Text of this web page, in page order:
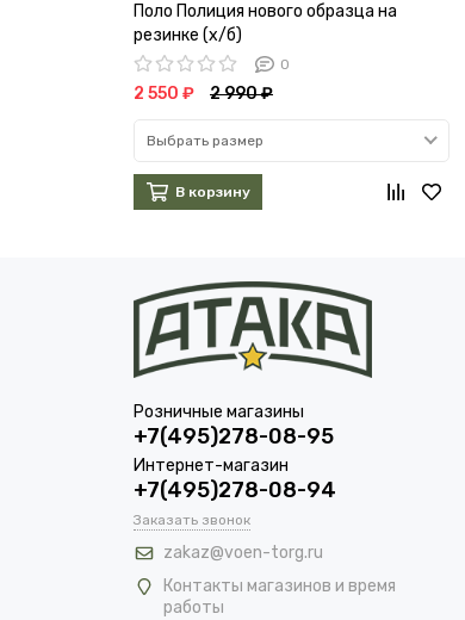
Поло Полиция нового образца на
резинке (х/б)
0
2 550 ₽ 2 990 ₽
Выбрать размер
В корзину
Розничные магазины
+7(495)278-08-95
Интернет-магазин
+7(495)278-08-94
Заказать звонок
zakaz@voen-torg.ru
Контакты магазинов и время
работы